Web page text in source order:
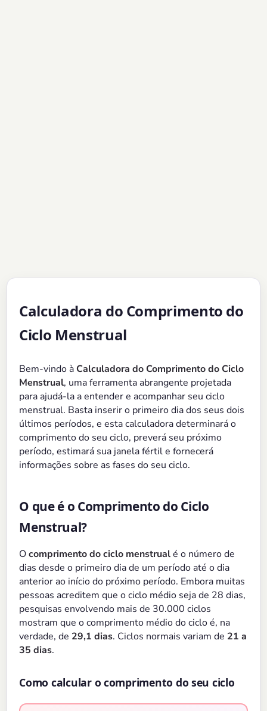
Calculadora do Comprimento do
Ciclo Menstrual
Bem-vindo àCalculadora do Comprimento do Ciclo
Menstrual, uma ferramenta abrangente projetada
para ajudá-la a entender e acompanhar seu ciclo
menstrual. Basta inserir o primeiro dia dos seus dois
últimos períodos, e esta calculadora determinará o
comprimento do seu ciclo, preverá seu próximo
período, estimará sua janela fértil e fornecerá
informações sobre as fases do seu ciclo.
O que é o Comprimento do Ciclo
Menstrual?
Ocomprimento do ciclo menstrualé o número de
dias desde o primeiro dia de um período até o dia
anterior ao início do próximo período. Embora muitas
pessoas acreditem que o ciclo médio seja de 28 dias,
pesquisas envolvendo mais de 30.000 ciclos
mostram que o comprimento médio do ciclo é, na
verdade, de 29,1 dias. Ciclos normais variam de 21 a
35 dias.
Como calcular o comprimento do seu ciclo